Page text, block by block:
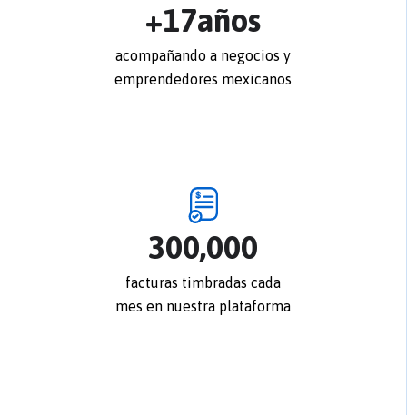
+17años
acompañando a negocios y
emprendedores mexicanos
300,000
facturas timbradas cada
mes en nuestra plataforma